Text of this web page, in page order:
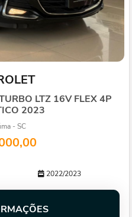
LTZ 16V FLEX 4P
2023
- SC
2022/2023